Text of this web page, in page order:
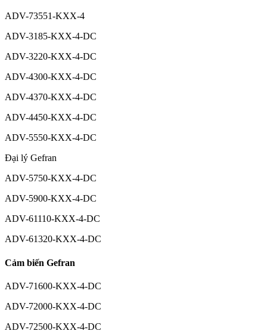
ADV-73551-KXX-4
ADV-3185-KXX-4-DC
ADV-3220-KXX-4-DC
ADV-4300-KXX-4-DC
ADV-4370-KXX-4-DC
ADV-4450-KXX-4-DC
ADV-5550-KXX-4-DC
Đại lý Gefran
ADV-5750-KXX-4-DC
ADV-5900-KXX-4-DC
ADV-61110-KXX-4-DC
ADV-61320-KXX-4-DC
Cảm biến Gefran
ADV-71600-KXX-4-DC
ADV-72000-KXX-4-DC
ADV-72500-KXX-4-DC